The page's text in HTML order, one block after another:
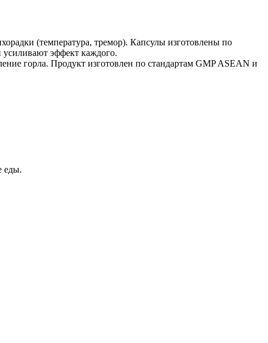
(температура, тремор). Капсулы изготовлены по
усиливают эффект каждого.
горла. Продукт изготовлен по стандартам GMP ASEAN и
еды.